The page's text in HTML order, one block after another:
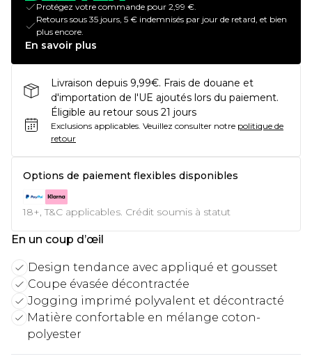
Protégez votre commande pour 2,99 €.
Retours sous 35 jours, 5 € indemnisés par jour de retard, et bien
plus encore.
En savoir plus
Livraison depuis 9,99€. Frais de douane et
d'importation de l'UE ajoutés lors du paiement.
Éligible au retour sous 21 jours
Exclusions applicables. Veuillez consulter notre politique de
retour
Options de paiement flexibles disponibles
18+, T&C applicables. Crédit soumis à statut
En un coup d’œil
Design tendance avec appliqué et gousset
Coupe évasée décontractée
Jogging imprimé polyvalent et décontracté
Matière confortable en mélange coton-
polyester